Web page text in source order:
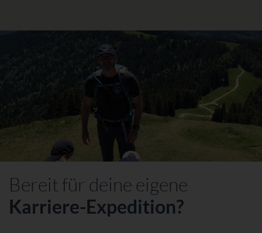
Bereit für deine eigene
Karriere-Expedition?